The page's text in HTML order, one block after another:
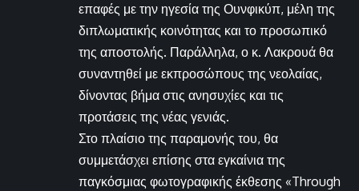
επαφές με την ηγεσία της Ουνφικύπ, μέλη της
διπλωματικής κοινότητας και το προσωπικό
της αποστολής. Παράλληλα, ο κ. Λακρουά θα
συναντηθεί με εκπροσώπους της νεολαίας,
δίνοντας βήμα στις ανησυχίες και τις
προτάσεις της νέας γενιάς.
Στο πλαίσιο της παραμονής του, θα
συμμετάσχει επίσης στα εγκαίνια της
παγκόσμιας φωτογραφικής έκθεσης «Through